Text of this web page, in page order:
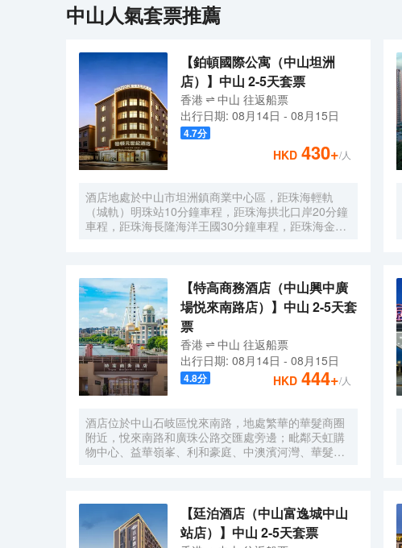
中山人氣套票推薦
【鉑頓國際公寓（中山坦洲
店）】中山 2-5天套票
香港 中山 往返船票
出行日期: 08月14日 - 08月15日
4.7分
HKD 430+/人
酒店地處於中山市坦洲鎮商業中心區，距珠海輕軌
（城軌）明珠站10分鐘車程，距珠海拱北口岸20分鐘
車程，距珠海長隆海洋王國30分鐘車程，距珠海金灣
廳，集購物、美食、娛樂、商務和行政於一體等生活
設施配套。公寓擁有現代温馨客房，配套有餐廳、洗
衣房、多功能廳等公共空間，旅客在享受舒適住宿的
同時，也能輕鬆滿足各種休閒與商務需求。客房分佈
於2層至5層，所有客房都配備有高品質的床品、高速
wifi及智能控制系統，確保賓客能夠享受到賓至如歸的
居住體驗。喜悅餐廳位於1層，每天都按照國際化標準
提供數十種精選早餐品種，2-3種本地特色菜，展現
（城市）飲食文化。此外，位於6層的洗衣房配備有先
進的自助洗衣烘乾設備以及高效熨燙機，賓客在忙碌
之餘也能輕鬆打理日常衣物。公寓是東呈集團旗下中
高端服務式公寓品牌，以“傾注匠心，融入當地”為品
牌理念，融合現代生活方式和行為，旨在為商旅人士
【特高商務酒店（中山興中廣
場悦來南路店）】中山 2-5天套
票
香港 中山 往返船票
出行日期: 08月14日 - 08月15日
4.8分 HKD 444+/人
酒店位於中山石岐區悅來南路，地處繁華的華髮商圈
附近，悅來南路和廣珠公路交匯處旁邊；毗鄰天虹購
物中心、益華嶺峯、利和豪庭、中澳濱河灣、華髮商
故居、詹園、金鐘湖公園等；酒店周邊交通便利，京
珠、東線、西線高速出入口約15分鐘車程，距離中山
北站、中山站約15分鐘車程；是您商務，會展，旅
【廷泊酒店（中山富逸城中山
站店）】中山 2-5天套票